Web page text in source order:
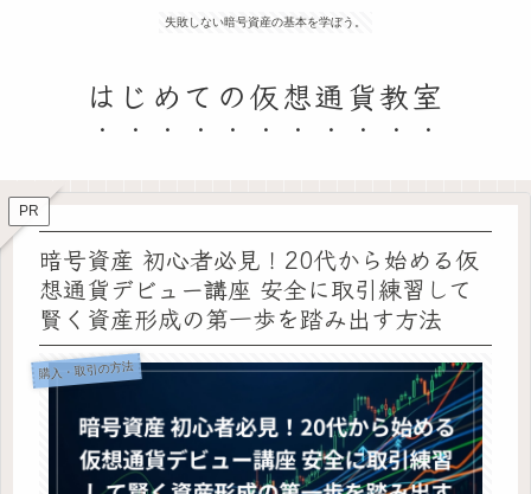
失敗しない暗号資産の基本を学ぼう。
はじめての仮想通貨教室
PR
暗号資産 初心者必見！20代から始める仮
想通貨デビュー講座 安全に取引練習して
賢く資産形成の第一歩を踏み出す方法
購入・取引の方法